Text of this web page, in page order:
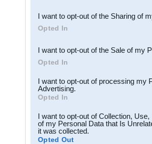
Downstream Participants
third parties.
I want to opt-out of the Sharing of
Opted In
I want to opt-out of the Sale of my
Opted In
I want to opt-out of processing my
Advertising.
Opted In
I want to opt-out of Collection,
of my Personal Data that Is
it was collected.
Opted Out